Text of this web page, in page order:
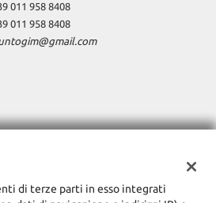
011 958 8408
011 958 8408
di terze parti in esso integrati